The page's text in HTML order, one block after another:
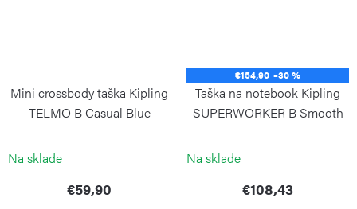
Mini crossbody taška Kipling
TELMO B Casual Blue
Na sklade
€59,90
€154,90 –30 %
Taška na notebook Kipling
SUPERWORKER B Smooth
Na sklade
€108,43